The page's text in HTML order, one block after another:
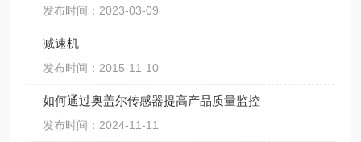
发布时间：2023-03-09
减速机
发布时间：2015-11-10
如何通过奥盖尔传感器提高产品质量监控
发布时间：2024-11-11